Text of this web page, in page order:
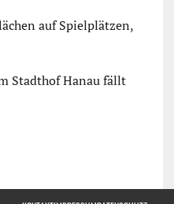
auf Spielplätzen,
Stadthof Hanau fällt